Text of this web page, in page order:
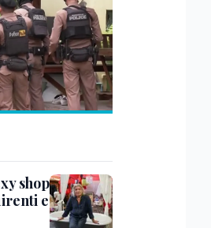
shop
e